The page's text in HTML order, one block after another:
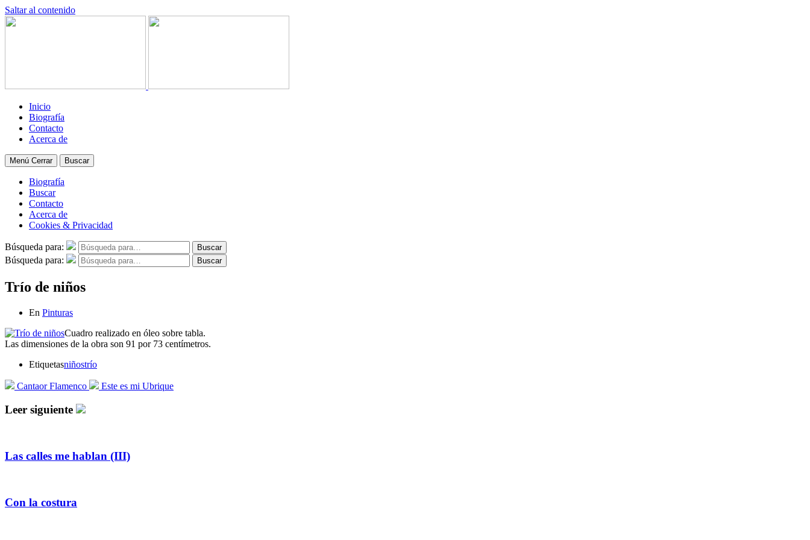
Saltar al contenido
Inicio
Biografía
Contacto
Acerca de
Menú Cerrar Buscar
Biografía
Buscar
Contacto
Acerca de
Cookies & Privacidad
Búsqueda para: Buscar
Búsqueda para: Buscar
Trío de niños
En Pinturas
Cuadro realizado en óleo sobre tabla.
Las dimensiones de la obra son 91 por 73 centímetros.
Etiquetasniñostrío
Cantaor Flamenco Este es mi Ubrique
Leer siguiente
Las calles me hablan (III)
Con la costura